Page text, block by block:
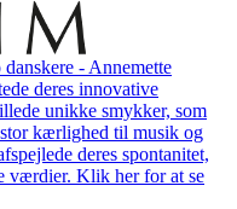
- Annemette
deres innovative
unikke smykker, som
kærlighed til musik og
deres spontanitet,
værdier. Klik her for at se